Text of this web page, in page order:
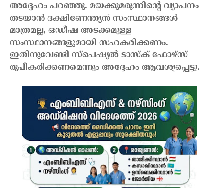
അദ്ദേഹം പറഞ്ഞു. മയക്കുമരുന്നിന്റെ വ്യാപനം
തടയാൻ ദക്ഷിണേന്ത്യൻ സംസ്ഥാനങ്ങൾ
മാത്രമല്ല, ഒഡീഷ അടക്കമുള്ള
സംസ്ഥാനങ്ങളുമായി സഹകരിക്കണം.
ഇതിനുവേണ്ടി സ്പെഷ്യൽ ടാസ്ക് ഫോഴ്സ്
രൂപീകരിക്കണമെന്നും അദ്ദേഹം ആവശ്യപ്പെട്ടു.